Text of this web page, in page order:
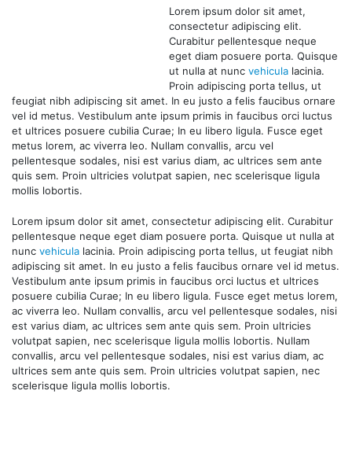
Lorem ipsum dolor sit amet,
consectetur adipiscing elit.
Curabitur pellentesque neque
eget diam posuere porta. Quisque
ut nulla at nunc vehicula lacinia.
Proin adipiscing porta tellus, ut
feugiat nibh adipiscing sit amet. In eu justo a felis faucibus ornare
vel id metus. Vestibulum ante ipsum primis in faucibus orci luctus
et ultrices posuere cubilia Curae; In eu libero ligula. Fusce eget
metus lorem, ac viverra leo. Nullam convallis, arcu vel
pellentesque sodales, nisi est varius diam, ac ultrices sem ante
quis sem. Proin ultricies volutpat sapien, nec scelerisque ligula
mollis lobortis.
Lorem ipsum dolor sit amet, consectetur adipiscing elit. Curabitur
pellentesque neque eget diam posuere porta. Quisque ut nulla at
nunc vehicula lacinia. Proin adipiscing porta tellus, ut feugiat nibh
adipiscing sit amet. In eu justo a felis faucibus ornare vel id metus.
Vestibulum ante ipsum primis in faucibus orci luctus et ultrices
posuere cubilia Curae; In eu libero ligula. Fusce eget metus lorem,
ac viverra leo. Nullam convallis, arcu vel pellentesque sodales, nisi
est varius diam, ac ultrices sem ante quis sem. Proin ultricies
volutpat sapien, nec scelerisque ligula mollis lobortis. Nullam
convallis, arcu vel pellentesque sodales, nisi est varius diam, ac
ultrices sem ante quis sem. Proin ultricies volutpat sapien, nec
scelerisque ligula mollis lobortis.